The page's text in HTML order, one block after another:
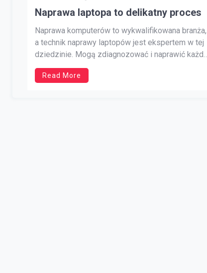
Naprawa laptopa to delikatny proces
Naprawa komputerów to wykwalifikowana branża,
a technik naprawy laptopów jest ekspertem w tej
dziedzinie. Mogą zdiagnozować i naprawić każdy
problem z laptopem, od prostego problemu z
oprogramowaniem po zepsuty ekran. Istnieje
Read More